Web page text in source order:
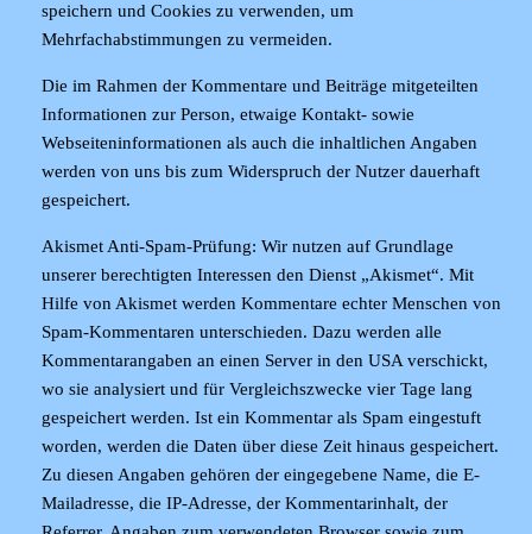
speichern und Cookies zu verwenden, um
Mehrfachabstimmungen zu vermeiden.
Die im Rahmen der Kommentare und Beiträge mitgeteilten
Informationen zur Person, etwaige Kontakt- sowie
Webseiteninformationen als auch die inhaltlichen Angaben
werden von uns bis zum Widerspruch der Nutzer dauerhaft
gespeichert.
Akismet Anti-Spam-Prüfung: Wir nutzen auf Grundlage
unserer berechtigten Interessen den Dienst „Akismet“. Mit
Hilfe von Akismet werden Kommentare echter Menschen von
Spam-Kommentaren unterschieden. Dazu werden alle
Kommentarangaben an einen Server in den USA verschickt,
wo sie analysiert und für Vergleichszwecke vier Tage lang
gespeichert werden. Ist ein Kommentar als Spam eingestuft
worden, werden die Daten über diese Zeit hinaus gespeichert.
Zu diesen Angaben gehören der eingegebene Name, die E-
Mailadresse, die IP-Adresse, der Kommentarinhalt, der